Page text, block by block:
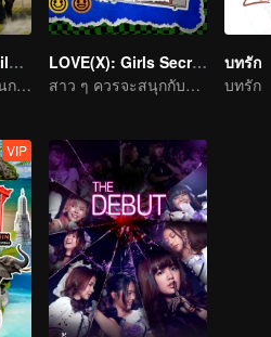
Boys Lost in Thailand·Behind the Scene
เหล่าเด็กหนุ่มจะสานการเดินทางในฝันให้เป็นจริงได้ไหม
LOVE(X): Girls Secret Party
สาว ๆ ควรจะสนุกกับชีวิตให้เต็มที่
บทรัก
บทรัก
VIP